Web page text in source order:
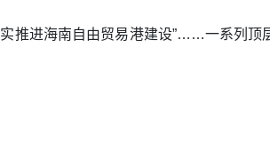
推进海南自由贸易港建设”……一系列